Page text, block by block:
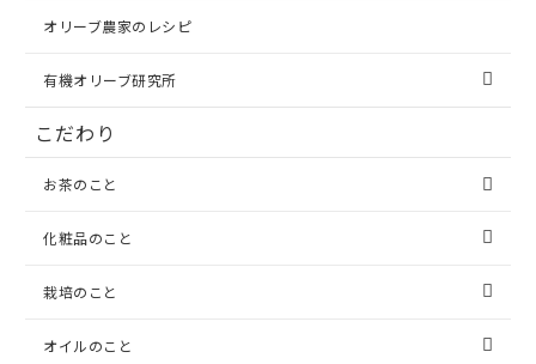
オリーブ農家のレシピ
有機オリーブ研究所
こだわり
お茶のこと
化粧品のこと
栽培のこと
オイルのこと